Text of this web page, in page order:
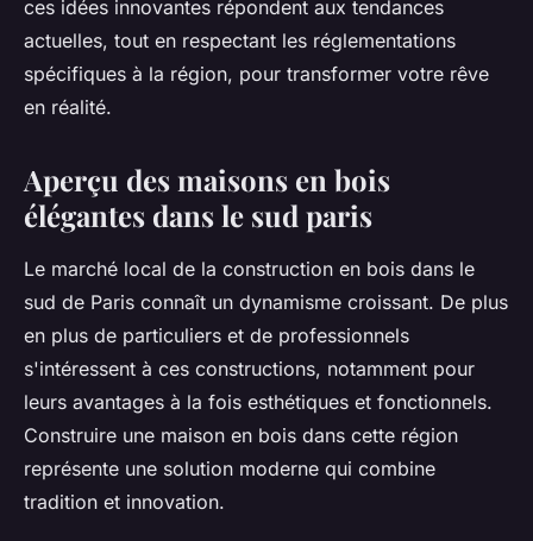
ces idées innovantes répondent aux tendances
actuelles, tout en respectant les réglementations
spécifiques à la région, pour transformer votre rêve
en réalité.
Aperçu des maisons en bois
élégantes dans le sud paris
Le marché local de la construction en bois dans le
sud de Paris connaît un dynamisme croissant. De plus
en plus de particuliers et de professionnels
s'intéressent à ces constructions, notamment pour
leurs avantages à la fois esthétiques et fonctionnels.
Construire une maison en bois dans cette région
représente une solution moderne qui combine
tradition et innovation.